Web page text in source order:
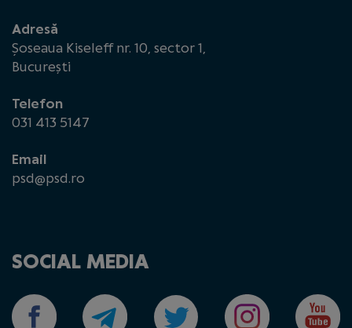
Adresă
Șoseaua Kiseleff nr. 10, sector 1,
București
Telefon
031 413 5147
Email
psd@psd.ro
SOCIAL MEDIA